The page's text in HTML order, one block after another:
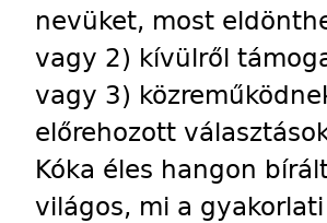
nevüket, most
vagy 2) kívülről
vagy 3)
előrehozott
Kóka éles hangon
világos, mi a